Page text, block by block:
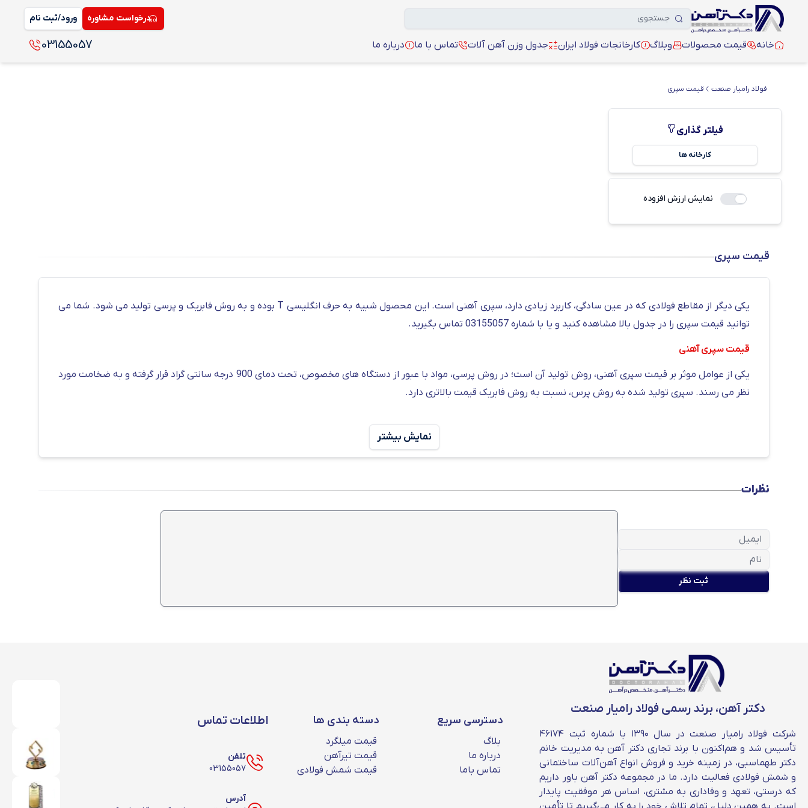
درخواست مشاوره ورود/ثبت نام
خانه قیمت محصولات وبلاگ کارخانجات فولاد ایران جدول وزن آهن آلات تماس با ما درباره ما 03155057
فولاد رامیار صنعت قیمت سپری
فیلتر گذاری
کارخانه ها
نمایش ارزش افزوده
قیمت سپری
یکی دیگر از مقاطع فولادی که در عین سادگی، کاربرد زیادی دارد، سپری آهنی است. این محصول شبیه به حرف انگلیسی T بوده و به روش فابریک و پرسی تولید می شود. شما می
توانید قیمت سپری را در جدول بالا مشاهده کنید و یا با شماره 03155057 تماس بگیرید.
قیمت سپری آهنی
یکی از عوامل موثر بر قیمت سپری آهنی، روش تولید آن است؛ در روش پرسی، مواد با عبور از دستگاه های مخصوص، تحت دمای 900 درجه سانتی گراد قرار گرفته و به ضخامت مورد
نظر می رسند. سپری تولید شده به روش پرس، نسبت به روش فابریک قیمت بالاتری دارد.
عوامل زیادی بر قیمت سپری آهنی امروز تاثیر می گذارد؛ یکی از مهم ترین عواملی که می تواند هزینه های شما را در زمان خرید سپری کاهش دهد، هزینه حمل و نقل است. هر چه
فاصله مبدا تا تخلیه بار بیشتر باشد، هزینه حمل و نقل نیز برای شما بیشتر خواهد شد. به همین دلیل برای خرید هر نوع مقاطع فولادی، بهتر است از نزدیک ترین کارخانه یا انبار
قیمت سپری 3
قیمت سپری 4
03155057 استعلام بگیرید.
را در برندهای مختلف در سایت دکتر آهن مشاهده کنید.
نمایش بیشتر
نظرات
ثبت نظر
دکتر آهن، برند رسمی فولاد رامیار صنعت
شرکت فولاد رامیار صنعت در سال ۱۳۹۰ با شماره ثبت ۴۶۱۷۴
تأسیس شد و هم‌اکنون با برند تجاری دکتر آهن به مدیریت خانم
دکتر طهماسبی، در زمینه خرید و فروش انواع آهن‌آلات ساختمانی
و شمش فولادی فعالیت دارد. ما در مجموعه دکتر آهن باور داریم
که درستی، تعهد و وفاداری به مشتری، اساس هر موفقیت پایدار
دسترسی سریع
بلاگ
درباره ما
تماس باما
دسته بندی ها
قیمت میلگرد
قیمت تیرآهن
قیمت شمش فولادی
اطلاعات تماس
تلفن
03155057
آدرس